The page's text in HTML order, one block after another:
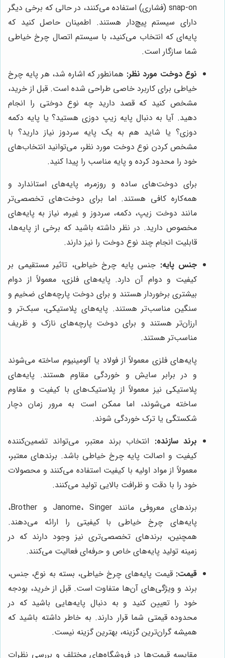
snap-on (فشاری) استفاده می‌کنند، در حالی که برخی دیگر
دارای سیستم پیچ‌دار هستند. اطمینان حاصل کنید که
پایه‌ای که انتخاب می‌کنید، با سیستم اتصال چرخ خیاطی
شما سازگار است.
نوع دوخت مورد نظر: همانطور که اشاره شد، هر پایه چرخ
خیاطی برای کاربرد خاصی طراحی شده است. قبل از خرید،
مشخص کنید که قصد دارید چه نوع دوختی را انجام
دهید. آیا به دنبال پایه زیپ دوزی هستید؟ یا پایه دکمه
دوزی؟ یا شاید هم به یک پایه سردوز نیاز دارید؟ با
مشخص کردن نوع دوخت مورد نظر، می‌توانید انتخاب‌های
خود را محدود کرده و پایه مناسب را پیدا کنید.
برای دوخت‌های ساده و روزمره، پایه‌های استاندارد و
همه‌کاره کافی هستند. اما برای دوخت‌های تخصصی‌تر
مانند دوخت زیپ، دکمه، سردوز و غیره، نیاز به پایه‌های
مخصوص دارید. در نظر داشته باشید که برخی از پایه‌ها،
قابلیت انجام چند نوع دوخت را نیز دارند.
جنس پایه: جنس پایه چرخ خیاطی، تاثیر مستقیمی بر
کیفیت و دوام آن دارد. پایه‌های فلزی، معمولاً از دوام
بیشتری برخوردار هستند و برای دوخت پارچه‌های ضخیم و
سنگین مناسب‌تر هستند. پایه‌های پلاستیکی، سبک‌تر و
ارزان‌تر هستند و برای دوخت پارچه‌های نازک و ظریف
مناسب‌تر هستند.
پایه‌های فلزی معمولاً از فولاد یا آلومینیوم ساخته می‌شوند
و در برابر سایش و خوردگی مقاوم هستند. پایه‌های
پلاستیکی نیز معمولاً از پلاستیک‌های با کیفیت و مقاوم
ساخته می‌شوند، اما ممکن است به مرور زمان دچار
شکستگی یا ترک خوردگی شوند.
برند سازنده: انتخاب برند معتبر، می‌تواند تضمین‌کننده
کیفیت و اصالت پایه چرخ خیاطی باشد. برندهای معتبر،
معمولاً از مواد اولیه با کیفیت استفاده می‌کنند و محصولات
خود را با دقت و ظرافت بالایی تولید می‌کنند.
برندهای معروفی مانند Janome، Singer و Brother،
پایه‌های چرخ خیاطی با کیفیتی را ارائه می‌دهند.
همچنین، برندهای تخصصی‌تری نیز وجود دارند که در
زمینه تولید پایه‌های خاص و حرفه‌ای فعالیت می‌کنند.
قیمت: قیمت پایه‌های چرخ خیاطی، بسته به نوع، جنس،
برند و ویژگی‌های آن‌ها متفاوت است. قبل از خرید، بودجه
خود را تعیین کنید و به دنبال پایه‌هایی باشید که در
محدوده قیمتی شما قرار دارند. به خاطر داشته باشید که
همیشه گران‌ترین گزینه، بهترین گزینه نیست.
مقایسه قیمت‌ها در فروشگاه‌های مختلف و بررسی نظرات